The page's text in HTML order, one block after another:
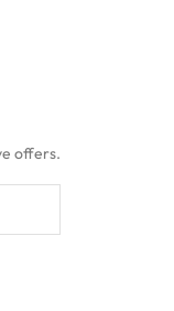
offers.